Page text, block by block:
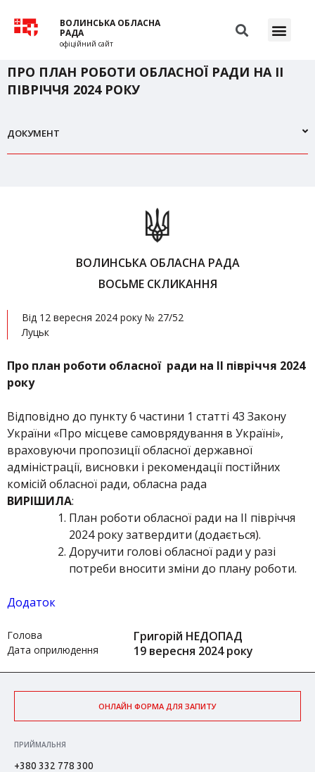
ВОЛИНСЬКА ОБЛАСНА
РАДА
офіційний сайт
ПРО ПЛАН РОБОТИ ОБЛАСНОЇ РАДИ НА ІІ
ПІВРІЧЧЯ 2024 РОКУ
ДОКУМЕНТ
ВОЛИНСЬКА ОБЛАСНА РАДА
ВОСЬМЕ СКЛИКАННЯ
Від 12 вересня 2024 року № 27/52
Луцьк
Про план роботи обласної ради на ІІ півріччя 2024
року
Відповідно до пункту 6 частини 1 статті 43 Закону
України «Про місцеве самоврядування в Україні»,
враховуючи пропозиції обласної державної
адміністрації, висновки і рекомендації постійних
комісій обласної ради, обласна рада
ВИРІШИЛА:
План роботи обласної ради на ІІ півріччя
2024 року затвердити (додається).
Доручити голові обласної ради у разі
потреби вносити зміни до плану роботи.
Додаток
Голова Григорій НЕДОПАД
Дата оприлюдення 19 вересня 2024 року
ОНЛАЙН ФОРМА ДЛЯ ЗАПИТУ
ПРИЙМАЛЬНЯ
+380 332 778 300